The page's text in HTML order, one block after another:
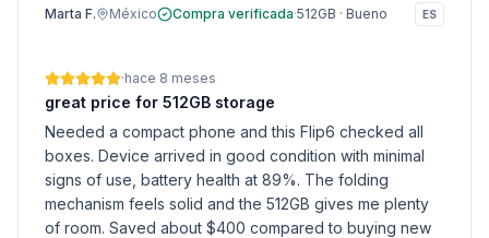
Marta F. México Compra verificada·512GB · Bueno ES
·hace 8 meses
great price for 512GB storage
Needed a compact phone and this Flip6 checked all
boxes. Device arrived in good condition with minimal
signs of use, battery health at 89%. The folding
mechanism feels solid and the 512GB gives me plenty
of room. Saved about $400 compared to buying new